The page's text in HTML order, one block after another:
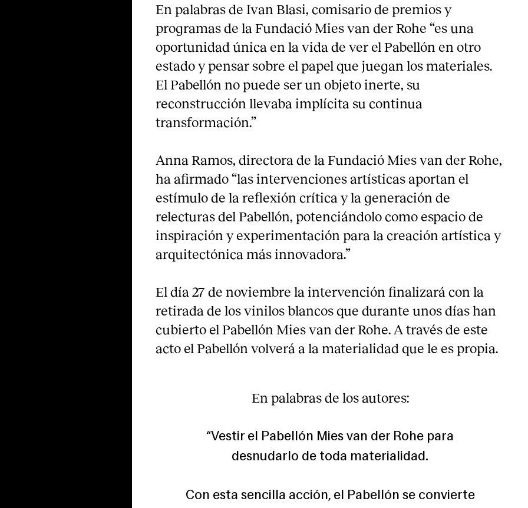
En palabras de Ivan Blasi, comisario de premios y
programas de la Fundació Mies van der Rohe “es una
oportunidad única en la vida de ver el Pabellón en otro
estado y pensar sobre el papel que juegan los materiales.
El Pabellón no puede ser un objeto inerte, su
reconstrucción llevaba implícita su continua
transformación.”
Anna Ramos, directora de la Fundació Mies van der Rohe,
ha afirmado “las intervenciones artísticas aportan el
estímulo de la reflexión crítica y la generación de
relecturas del Pabellón, potenciándolo como espacio de
inspiración y experimentación para la creación artística y
arquitectónica más innovadora.”
El día 27 de noviembre la intervención finalizará con la
retirada de los vinilos blancos que durante unos días han
cubierto el Pabellón Mies van der Rohe. A través de este
acto el Pabellón volverá a la materialidad que le es propia.
En palabras de los autores:
“Vestir el Pabellón Mies van der Rohe para
desnudarlo de toda materialidad.
Con esta sencilla acción, el Pabellón se convierte